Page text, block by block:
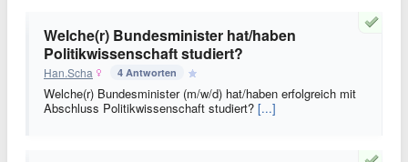
Welche(r) Bundesminister hat/haben
Politikwissenschaft studiert?
Han.Scha 4 Antworten
Welche(r) Bundesminister (m/w/d) hat/haben erfolgreich mit
Abschluss Politikwissenschaft studiert? [...]